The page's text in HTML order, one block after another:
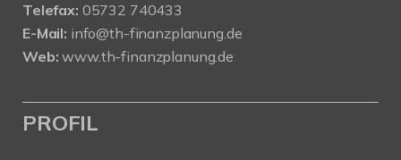
Telefax: 05732 740433
E-Mail: info@th-finanzplanung.de
Web: www.th-finanzplanung.de
PROFIL